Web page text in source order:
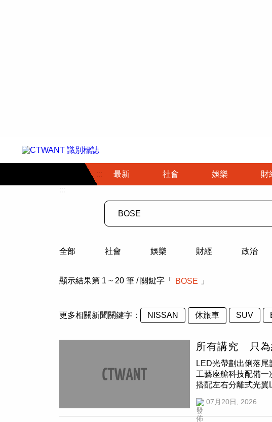
::: 最新 社會
社會首頁
娛樂
娛樂首頁
財
財經首頁
房產新勢力
政治首頁
全部 社會 娛樂 財經 政治
顯示結果第 1 ~ 20 筆 / 關鍵字「 BOSE 」
更多相關新聞關鍵字： NISSAN 休旅車 SUV
所有講究 只
LED光帶劃出俐落
工藝座艙科技配備一
搭配左右分離式光翼
息瞬間立體起來；
台一貫的俐落比例，
不顯突兀。後座空間
07月20日, 2026